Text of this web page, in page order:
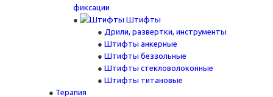
фиксации
Штифты
Дрили, развертки, инструменты
Штифты анкерные
Штифты беззольные
Штифты стекловолоконные
Штифты титановые
Терапия